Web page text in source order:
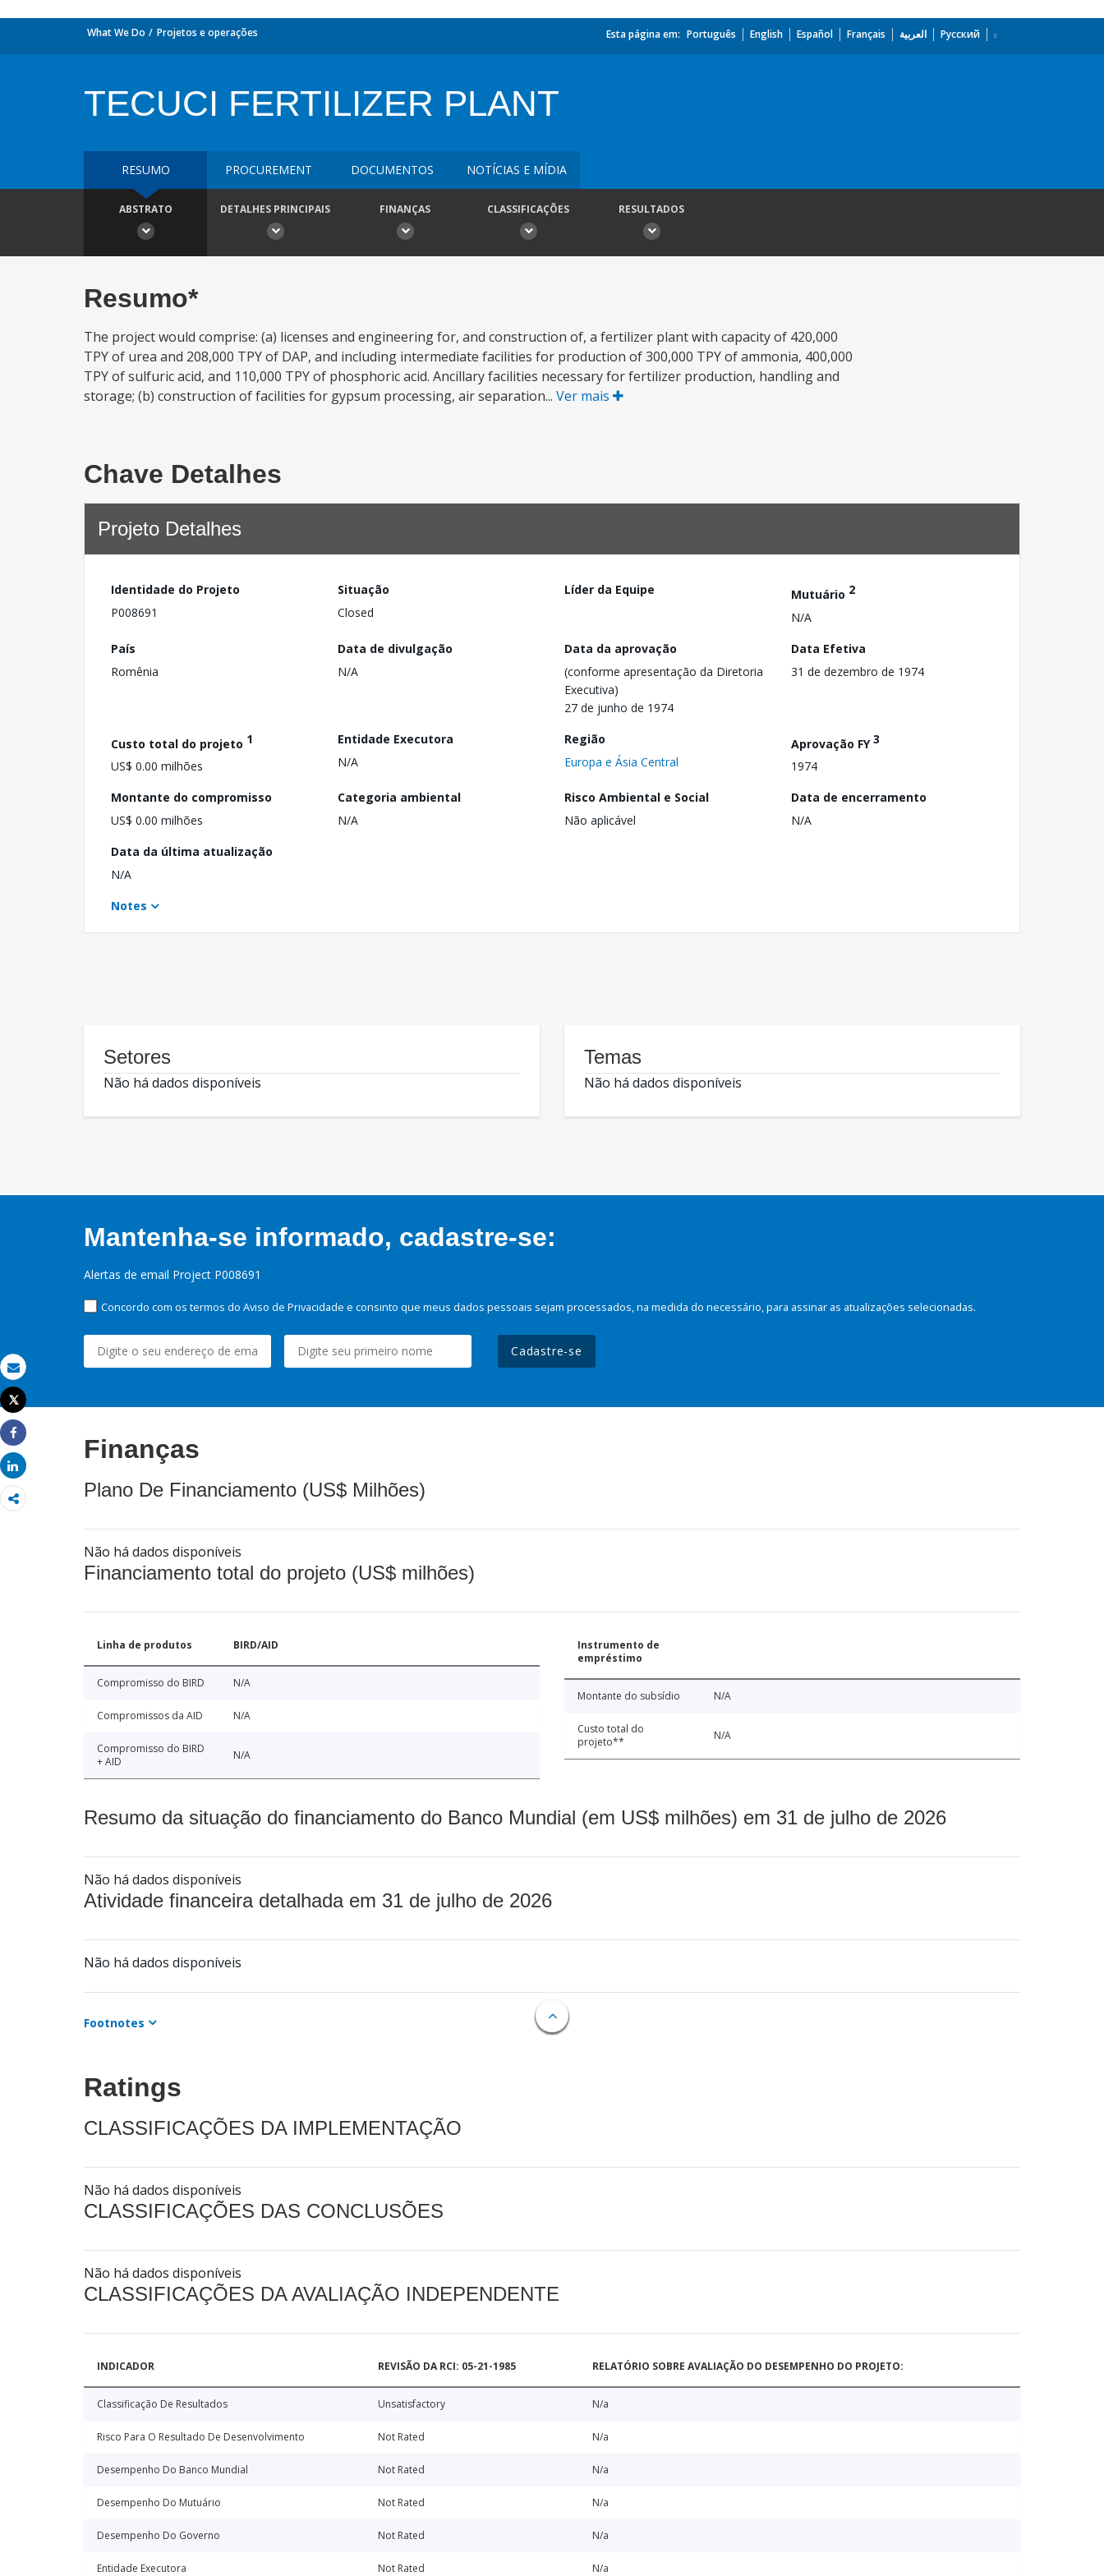
Email
Imprimir
Tweet
Share
Share
What We Do Projetos e operações Esta página em: Português English Español Français العربية Русский
TECUCI FERTILIZER PLANT
RESUMO PROCUREMENT DOCUMENTOS NOTÍCIAS E MÍDIA
ABSTRATO DETALHES PRINCIPAIS FINANÇAS CLASSIFICAÇÕES RESULTADOS
Resumo*
The project would comprise: (a) licenses and engineering for, and construction of, a fertilizer plant with capacity of 420,000
TPY of urea and 208,000 TPY of DAP, and including intermediate facilities for production of 300,000 TPY of ammonia, 400,000
TPY of sulfuric acid, and 110,000 TPY of phosphoric acid. Ancillary facilities necessary for fertilizer production, handling and
storage; (b) construction of facilities for gypsum processing, air separation... Ver mais
Chave Detalhes
Projeto Detalhes
Identidade do Projeto
P008691
Situação
Closed
Líder da Equipe Mutuário 2
N/A
País
Romênia
Data de divulgação
N/A
Data da aprovação
(conforme apresentação da Diretoria
Executiva)
27 de junho de 1974
Data Efetiva
31 de dezembro de 1974
Custo total do projeto 1
US$ 0.00 milhões
Entidade Executora
N/A
Região
Europa e Ásia Central
Aprovação FY3
1974
Montante do compromisso
US$ 0.00 milhões
Categoria ambiental
N/A
Risco Ambiental e Social
Não aplicável
Data de encerramento
N/A
Data da última atualização
N/A
Notes
Setores
Não há dados disponíveis
Temas
Não há dados disponíveis
Mantenha-se informado, cadastre-se:
Alertas de email Project P008691
Concordo com os termos do Aviso de Privacidade e consinto que meus dados pessoais sejam processados, na medida do necessário, para assinar as atualizações selecionadas.
Cadastre-se
Finanças
Plano De Financiamento (US$ Milhões)
Não há dados disponíveis
Financiamento total do projeto (US$ milhões)
Linha de produtos BIRD/AID
Compromisso do BIRD N/A
Compromissos da AID N/A
Compromisso do BIRD
+ AID
N/A
Instrumento de
empréstimo
Montante do subsídio N/A
Custo total do
projeto**
N/A
Resumo da situação do financiamento do Banco Mundial (em US$ milhões) em 31 de julho de 2026
Não há dados disponíveis
Atividade financeira detalhada em 31 de julho de 2026
Não há dados disponíveis
Footnotes
Ratings
CLASSIFICAÇÕES DA IMPLEMENTAÇÃO
Não há dados disponíveis
CLASSIFICAÇÕES DAS CONCLUSÕES
Não há dados disponíveis
CLASSIFICAÇÕES DA AVALIAÇÃO INDEPENDENTE
INDICADOR REVISÃO DA RCI: 05-21-1985 RELATÓRIO SOBRE AVALIAÇÃO DO DESEMPENHO DO PROJETO:
Classificação De Resultados Unsatisfactory N/a
Risco Para O Resultado De Desenvolvimento Not Rated N/a
Desempenho Do Banco Mundial Not Rated N/a
Desempenho Do Mutuário Not Rated N/a
Desempenho Do Governo Not Rated N/a
Entidade Executora Not Rated N/a